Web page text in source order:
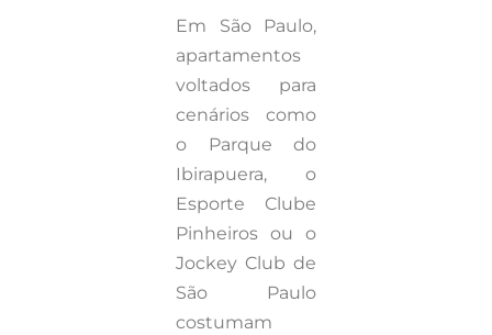
Em São Paulo,
apartamentos
voltados para
cenários como
o Parque do
Ibirapuera, o
Esporte Clube
Pinheiros ou o
Jockey Club de
São Paulo
costumam